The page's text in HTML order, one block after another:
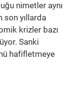
nimetler aynı
son yıllarda
krizler bazı
Sanki
hafifletmeye